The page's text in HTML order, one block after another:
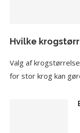
Hvilke
Valg af
for stor krog kan